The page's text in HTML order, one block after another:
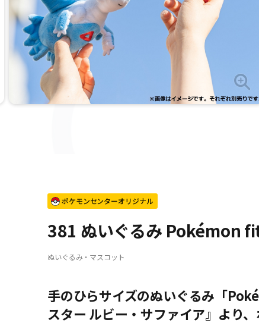
ポケモンセンターオリジナル
381 ぬいぐるみ Pokémon
ぬいぐるみ・マスコット
手のひらサイズのぬいぐるみ「
スター ルビー・サファイア』より